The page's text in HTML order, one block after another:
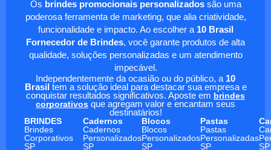
Os brindes promocionais personalizadossão uma
poderosa ferramenta de marketing, que alia criatividade,
funcionalidade e impacto. Ao escolher a 10 Brasil
Fornecedor de Brindes, você garante produtos de alta
qualidade, soluções personalizadas e um atendimento
impecável.
Independentemente da ocasião ou do público, a 10
Brasil tem a solução ideal para destacar sua empresa e
conquistar resultados significativos. Aposte em brindes
corporativos que agregam valor e encantam seus
destinatários!
BRINDES
Cadernos Blocos Pastas
Brindes
Corporativos
SP
Cadernos
Personalizados
SP
Blocos
Personalizados
SP
Pastas
Personalizadas
SP
SP